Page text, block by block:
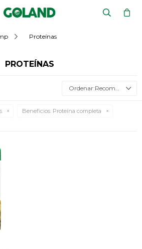
Proteínas
PROTEÍNAS
Recomendados
Beneficios: Proteína completa